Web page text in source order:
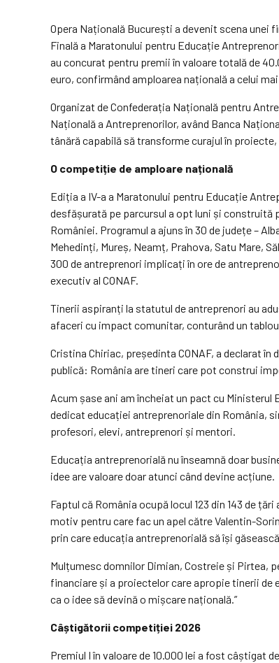
Opera Națională București a devenit scena unei
Finală a Maratonului pentru Educație
au concurat pentru premii în valoare totală de
euro, confirmând amploarea națională a celui
Organizat de Confederația Națională pentru
Națională a Antreprenorilor, având Banca
tânără capabilă să transforme curajul în
O competiție de amploare națională
Ediția a IV-a a Maratonului pentru Educație
desfășurată pe parcursul a opt luni și
României. Programul a ajuns în 30 de județe –
Mehedinți, Mureș, Neamț, Prahova, Satu Mare,
300 de antreprenori implicați în ore de
executiv al CONAF.
Tinerii aspiranți la statutul de antreprenori au
afaceri cu impact comunitar, conturând un
Cristina Chiriac, președinta CONAF, a declarat
publică: România are tineri care pot construi
Acum șase ani am încheiat un pact cu
dedicat educației antreprenoriale din România,
profesori, elevi, antreprenori și mentori.
Educația antreprenorială nu înseamnă doar
idee are valoare doar atunci când devine acțiune.
Faptul că România ocupă locul 123 din 143 de
motiv pentru care fac un apel către Valentin-
prin care educația antreprenorială să își
Mulțumesc domnilor Dimian, Costreie și Pirtea,
financiare și a proiectelor care apropie tinerii de
ca o idee să devină o mișcare națională.”
Câștigătorii competiției 2026
Premiul I în valoare de 10.000 lei a fost câștigat